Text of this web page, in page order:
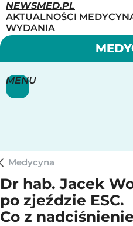
NEWSMED.PL
AKTUALNOŚCI
WYDANIA
MENU
Medycyna
Dr hab. Jacek
po zjeździe ESC.
Co z